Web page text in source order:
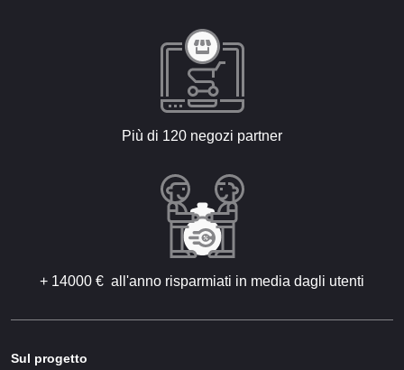
Più di 120 negozi partner
+ 14000 € all'anno risparmiati in media dagli utenti
Sul progetto